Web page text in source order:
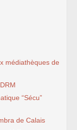
médiathèques de
“Sécu”
de Calais